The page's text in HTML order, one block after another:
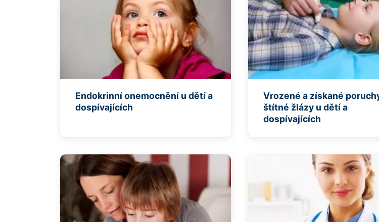
Endokrinní onemocnění u dětí a
dospívajících
Vrozené a získané
štítné žlázy u dětí a
dospívajících